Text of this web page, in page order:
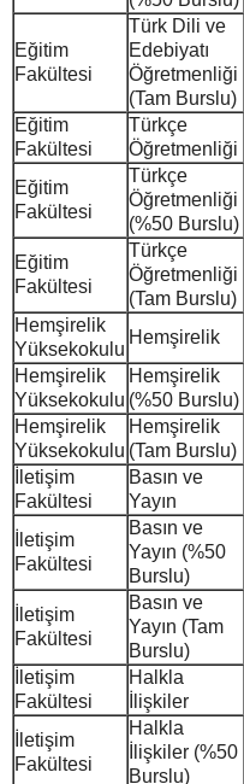
Eğitim
Fakültesi
Türk Dili ve
Edebiyatı
Öğretmenliği
(Tam Burslu)
Eğitim
Fakültesi
Türkçe
Öğretmenliği
Eğitim
Fakültesi
Türkçe
Öğretmenliği
(%50 Burslu)
Eğitim
Fakültesi
Türkçe
Öğretmenliği
(Tam Burslu)
Hemşirelik
Yüksekokulu
Hemşirelik
Hemşirelik
Yüksekokulu
Hemşirelik
(%50 Burslu)
Hemşirelik
Yüksekokulu
Hemşirelik
(Tam Burslu)
İletişim
Fakültesi
Basın ve
Yayın
İletişim
Fakültesi
Basın ve
Yayın (%50
Burslu)
İletişim
Fakültesi
Basın ve
Yayın (Tam
Burslu)
İletişim
Fakültesi
Halkla
İlişkiler
İletişim
Fakültesi
Halkla
İlişkiler (%50
Burslu)